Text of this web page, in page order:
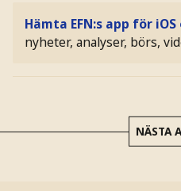
Hämta EFN:s app för
nyheter, analyser, börs,
NÄSTA